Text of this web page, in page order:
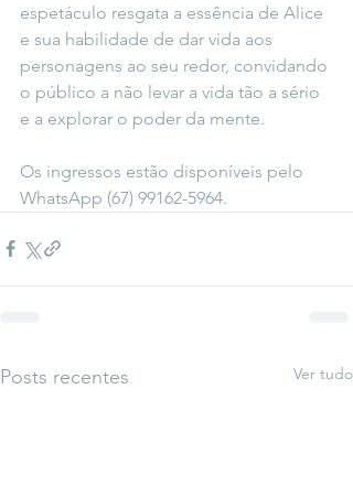
espetáculo resgata a essência de Alice
e sua habilidade de dar vida aos
personagens ao seu redor, convidando
o público a não levar a vida tão a sério
e a explorar o poder da mente.
Os ingressos estão disponíveis pelo
WhatsApp (67) 99162-5964.
Posts recentes Ver tudo